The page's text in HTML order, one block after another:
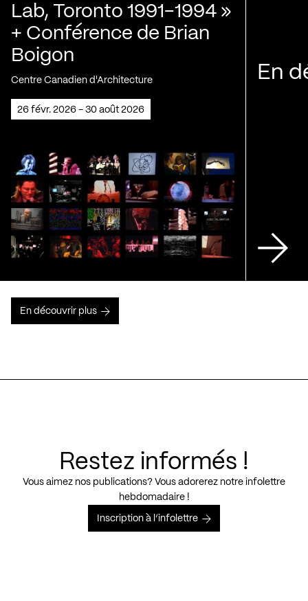
Lab, Toronto 1991-1994 »
+ Conférence de Brian
Boigon
Centre Canadien d'Architecture
26 févr. 2026 - 30 août 2026
En
En découvrir plus
Restez informés !
Vous aimez nos publications? Vous adorerez notre infolettre
hebdomadaire !
Inscription à l’infolettre